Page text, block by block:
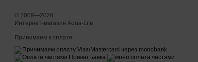
Пылесос для
Градусники
© 2009—2026
Интернет-магазин Aqua-Life
Принимаем к оплате